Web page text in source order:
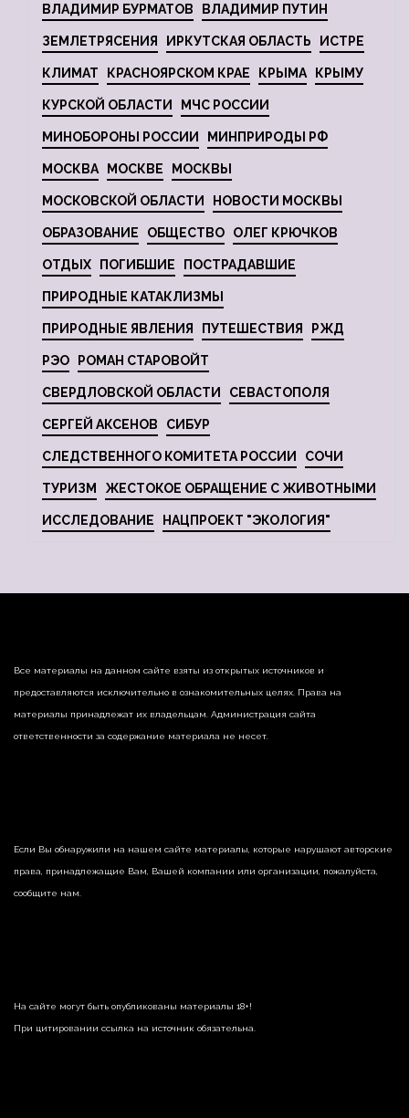
ВЛАДИМИР БУРМАТОВ ВЛАДИМИР ПУТИН
ЗЕМЛЕТРЯСЕНИЯ ИРКУТСКАЯ ОБЛАСТЬ ИСТРЕ
КЛИМАТ КРАСНОЯРСКОМ КРАЕ КРЫМА КРЫМУ
КУРСКОЙ ОБЛАСТИ МЧС РОССИИ
МИНОБОРОНЫ РОССИИ МИНПРИРОДЫ РФ
МОСКВА МОСКВЕ МОСКВЫ
МОСКОВСКОЙ ОБЛАСТИ НОВОСТИ МОСКВЫ
ОБРАЗОВАНИЕ ОБЩЕСТВО ОЛЕГ КРЮЧКОВ
ОТДЫХ ПОГИБШИЕ ПОСТРАДАВШИЕ
ПРИРОДНЫЕ КАТАКЛИЗМЫ
ПРИРОДНЫЕ ЯВЛЕНИЯ ПУТЕШЕСТВИЯ РЖД
РЭО РОМАН СТАРОВОЙТ
СВЕРДЛОВСКОЙ ОБЛАСТИ СЕВАСТОПОЛЯ
СЕРГЕЙ АКСЕНОВ СИБУР
СЛЕДСТВЕННОГО КОМИТЕТА РОССИИ СОЧИ
ТУРИЗМ ЖЕСТОКОЕ ОБРАЩЕНИЕ С ЖИВОТНЫМИ
ИССЛЕДОВАНИЕ НАЦПРОЕКТ "ЭКОЛОГИЯ"
Все материалы на данном сайте взяты из открытых источников и
предоставляются исключительно в ознакомительных целях. Права на
материалы принадлежат их владельцам. Администрация сайта
ответственности за содержание материала не несет.
Если Вы обнаружили на нашем сайте материалы, которые нарушают авторские
права, принадлежащие Вам, Вашей компании или организации, пожалуйста,
сообщите нам.
На сайте могут быть опубликованы материалы 18+!
При цитировании ссылка на источник обязательна.